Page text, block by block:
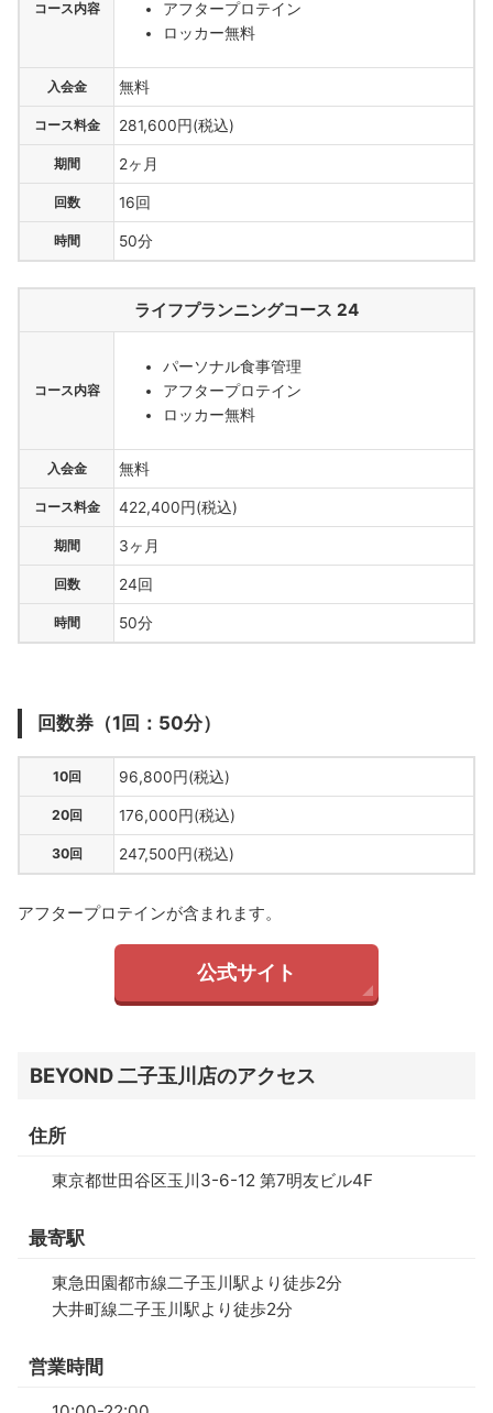
コース内容
アフタープロテイン
ロッカー無料
入会金 無料
コース料金 281,600円(税込)
期間 2ヶ月
回数 16回
時間 50分
ライフプランニングコース 24
コース内容
パーソナル食事管理
アフタープロテイン
ロッカー無料
入会金 無料
コース料金 422,400円(税込)
期間 3ヶ月
回数 24回
時間 50分
回数券（1回：50分）
10回 96,800円(税込)
20回 176,000円(税込)
30回 247,500円(税込)
アフタープロテインが含まれます。
公式サイト
BEYOND 二子玉川店のアクセス
住所
東京都世田谷区玉川3-6-12 第7明友ビル4F
最寄駅
東急田園都市線二子玉川駅より徒歩2分
大井町線二子玉川駅より徒歩2分
営業時間